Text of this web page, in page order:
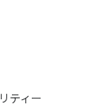
ティー